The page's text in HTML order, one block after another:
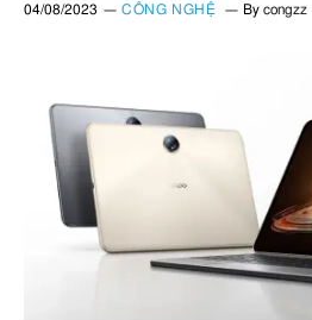
04/08/2023 CÔNG NGHỆ By congzz